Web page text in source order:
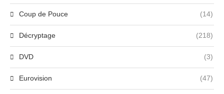
Coup de Pouce (14)
Décryptage (218)
DVD (3)
Eurovision (47)